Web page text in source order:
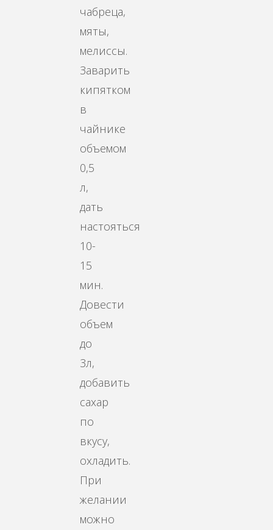
чабреца,
мяты,
мелиссы.
Заварить
кипятком
в
чайнике
объемом
0,5
л,
дать
настояться
10-
15
мин.
Довести
объем
до
3л,
добавить
сахар
по
вкусу,
охладить.
При
желании
можно